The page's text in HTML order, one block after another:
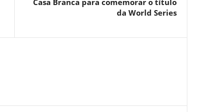
Casa Branca para comemorar o título
da World Series